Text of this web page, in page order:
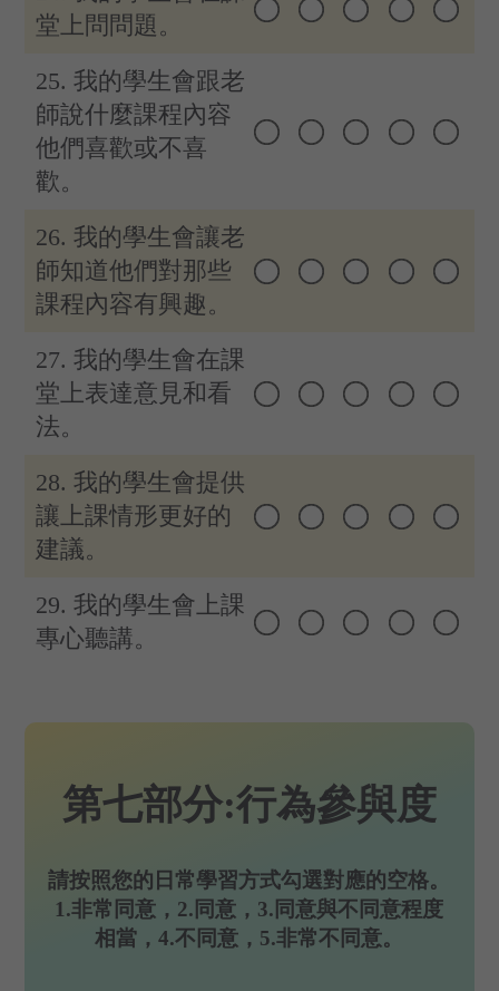
堂上問問題。
25. 我的學生會跟老
師說什麼課程內容
他們喜歡或不喜
歡。
26. 我的學生會讓老
師知道他們對那些
課程內容有興趣。
27. 我的學生會在課
堂上表達意見和看
法。
28. 我的學生會提供
讓上課情形更好的
建議。
29. 我的學生會上課
專心聽講。
第七部分:行為參與度
請按照您的日常學習方式勾選對應的空格。
1.非常同意，2.同意，3.同意與不同意程度
相當，4.不同意，5.非常不同意。